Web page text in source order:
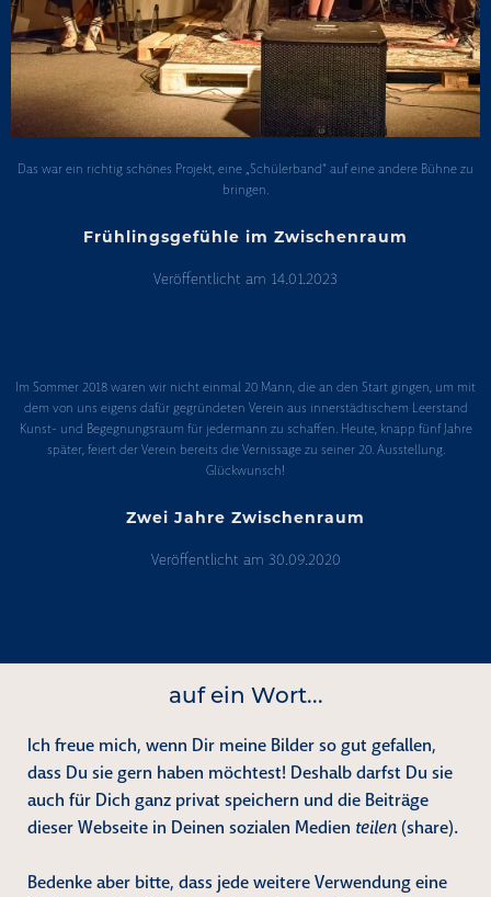
Das war ein richtig schönes Projekt, eine „Schülerband“ auf eine andere Bühne zu
bringen.
Frühlingsgefühle im Zwischenraum
Veröffentlicht am 14.01.2023
im
Zwischenraum
Im Sommer 2018 waren wir nicht einmal 20 Mann, die an den Start gingen, um mit
dem von uns eigens dafür gegründeten Verein aus innerstädtischem Leerstand
Kunst- und Begegnungsraum für jedermann zu schaffen. Heute, knapp fünf Jahre
später, feiert der Verein bereits die Vernissage zu seiner 20. Ausstellung.
Glückwunsch!
Zwei Jahre Zwischenraum
Veröffentlicht am 30.09.2020
Jahre
Zwischenraum
auf ein Wort...
Ich freue mich, wenn Dir meine Bilder so gut gefallen,
dass Du sie gern haben möchtest! Deshalb darfst Du sie
auch für Dich ganz privat speichern und die Beiträge
dieser Webseite in Deinen sozialen Medien teilen (share).
Bedenke aber bitte, dass jede weitere Verwendung eine